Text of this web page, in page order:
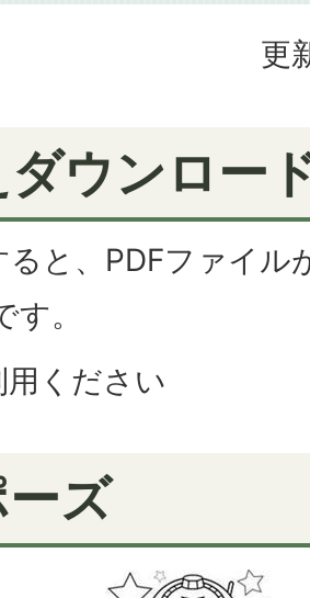
更
ウンロー
ると、PDFファイル
。
ください
ズ